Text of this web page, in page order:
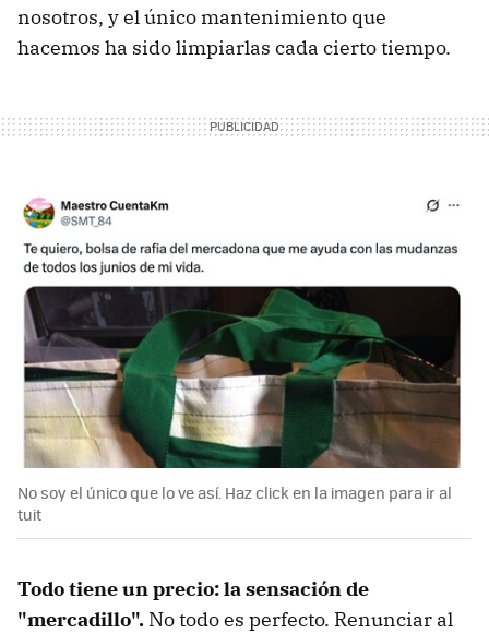
nosotros, y el único mantenimiento que
hacemos ha sido limpiarlas cada cierto tiempo.
No soy el único que lo ve así. Haz click en la imagen para ir al
tuit
Todo tiene un precio: la sensación de
"mercadillo". No todo es perfecto. Renunciar al